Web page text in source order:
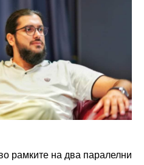
рамките на два паралелни